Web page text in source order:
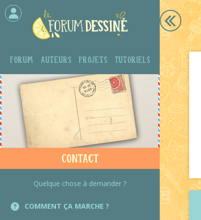
Forum Auteurs Projets Tutoriels
Contact
Quelque chose à demander ?
COMMENT ÇA MARCHE ?